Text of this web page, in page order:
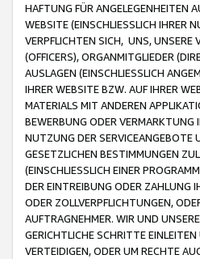
HAFTUNG FÜR ANGELEGENHEITEN
WEBSITE (EINSCHLIESSLICH IHRER
VERPFLICHTEN SICH, UNS, UNSERE
(OFFICERS), ORGANMITGLIEDER
AUSLAGEN (EINSCHLIESSLICH
IHRER WEBSITE BZW. AUF IHRER
MATERIALS MIT ANDEREN
BEWERBUNG ODER VERMARKTUNG
NUTZUNG DER SERVICEANGEBOTE
GESETZLICHEN BESTIMMUNGEN
(EINSCHLIESSLICH EINER
DER EINTREIBUNG ODER ZAHLUNG
ODER ZOLLVERPFLICHTUNGEN,
AUFTRAGNEHMER. WIR UND
GERICHTLICHE SCHRITTE
VERTEIDIGEN, ODER UM RECHTE